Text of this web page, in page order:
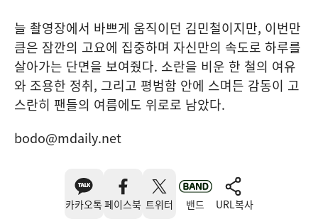
늘 촬영장에서 바쁘게 움직이던 김민철이지만, 이번만
큼은 잠깐의 고요에 집중하며 자신만의 속도로 하루를
살아가는 단면을 보여줬다. 소란을 비운 한 철의 여유
와 조용한 정취, 그리고 평범함 안에 스며든 감동이 고
스란히 팬들의 여름에도 위로로 남았다.
bodo@mdaily.net
카카오톡 페이스북 트위터 밴드 URL복사